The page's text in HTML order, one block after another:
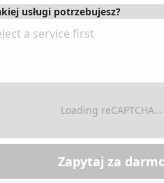
Loading reCAPTCHA...
Zapytaj za